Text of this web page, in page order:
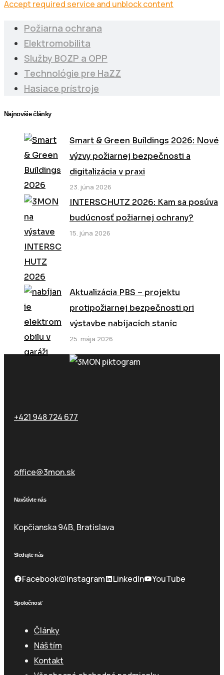
Accept required service and unblock content
Požiarna ochrana
Elektromobilita
Služby BOZP a OPP
Technológie pre HaZZ
Hasiace prístroje
Najnovšie články
Smart & Green Buildings 2026: Nové
výzvy požiarnej bezpečnosti a
digitalizácia v praxi
23. júna 2026
INTERSCHUTZ 2026: Kam sa posúva
budúcnosť požiarnej ochrany?
15. júna 2026
Aktualizácia PBS – projektu
protipožiarnej bezpečnosti pri
výstavbe nabíjacích staníc
25. mája 2026
+421 948 724 677
office@3mon.sk
Navštívte nás
Kopčianska 94B, Bratislava
Sledujte nás
Facebook Instagram LinkedIn YouTube
Spoločnosť
Články
Náš tím
Kontakt